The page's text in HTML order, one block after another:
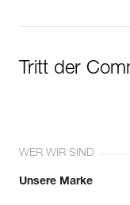
Tritt der
WER WIR SIND
Unsere Marke